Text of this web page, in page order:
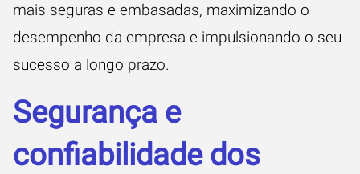
mais seguras e embasadas, maximizando o
desempenho da empresa e impulsionando o seu
sucesso a longo prazo.
Segurança e
confiabilidade dos